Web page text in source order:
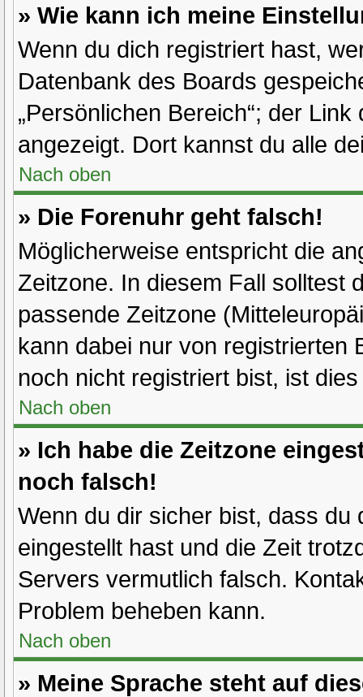
» Wie kann ich meine
Wenn du dich registriert hast,
Datenbank des Boards
„Persönlichen Bereich“; der
angezeigt. Dort kannst du alle
Nach oben
» Die Forenuhr geht falsch!
Möglicherweise entspricht die
Zeitzone. In diesem Fall solltest
passende Zeitzone
kann dabei nur von registrierten
noch nicht registriert bist, ist
Nach oben
» Ich habe die Zeitzone
noch falsch!
Wenn du dir sicher bist, dass
eingestellt hast und die Zeit
Servers vermutlich falsch.
Problem beheben kann.
Nach oben
» Meine Sprache steht auf